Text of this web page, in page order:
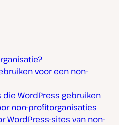
voor een non-
WordPress gebruiken
non-profitorganisaties
WordPress-sites van non-